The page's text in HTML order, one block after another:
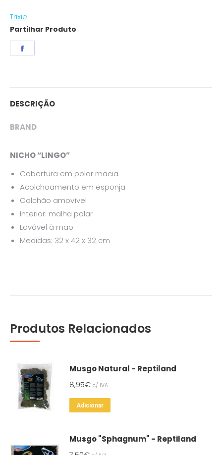
Trixie
Partilhar Produto
DESCRIÇÃO
BRAND
NICHO “LINGO”
Cobertura em polar macia
Acolchoamento em esponja
Colchão amovível
Interior: malha polar
Lavável à mão
Medidas: 32 x 42 x 32 cm
Produtos Relacionados
Musgo Natural - Reptiland
8,95€ c/ IVA
Adicionar
Musgo "Sphagnum" - Reptiland